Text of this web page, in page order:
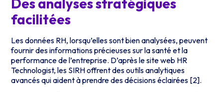
facilitées
Les données RH, lorsqu’elles sont bien analysées, peuvent
fournir des informations précieuses sur la santé et la
performance de l’entreprise. D’après le site web HR
Technologist, les SIRH offrent des outils analytiques
avancés qui aident à prendre des décisions éclairées [2].